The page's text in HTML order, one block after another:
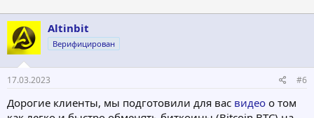
Altinbit
Верифицирован
17.03.2023 #6
Дорогие клиенты, мы подготовили для вас видео о том